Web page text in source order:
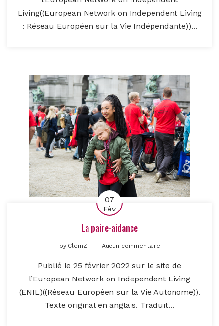
Living((European Network on Independent Living
: Réseau Européen sur la Vie Indépendante))...
07
Fév
La paire-aidance
byClemZ Aucun commentaire
Publié le 25 février 2022 sur le site de
l’European Network on Independent Living
(ENIL)((Réseau Européen sur la Vie Autonome)).
Texte original en anglais. Traduit...